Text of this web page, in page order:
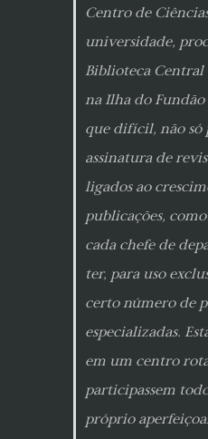
Centro de
universidade,
Biblioteca
na Ilha do Fundão
que difícil, não só
assinatura de
ligados ao
publicações,
cada chefe de
ter, para uso
certo número de
especializadas.
em um centro
participassem
próprio